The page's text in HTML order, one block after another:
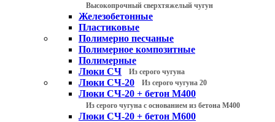
Высокопрочный сверхтяжелый чугун
Железобетонные
Пластиковые
Полимерно песчаные
Полимерное композитные
Полимерные
Люки СЧ
Из серого чугуна
Люки СЧ-20 Из серого чугуна 20
Люки СЧ-20 + бетон М400
Из серого чугуна с основанием из бетона М400
Люки СЧ-20 + бетон М600